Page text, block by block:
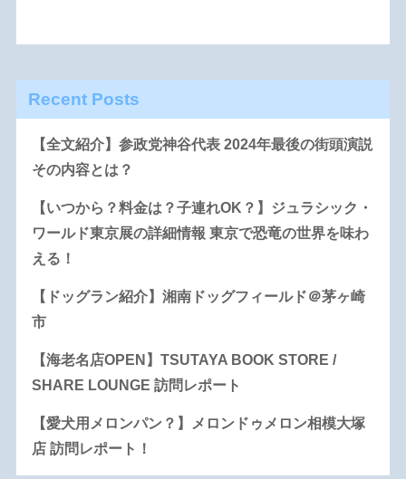
Recent Posts
【全文紹介】参政党神谷代表 2024年最後の街頭演説
その内容とは？
【いつから？料金は？子連れOK？】ジュラシック・
ワールド東京展の詳細情報 東京で恐竜の世界を味わ
える！
【ドッグラン紹介】湘南ドッグフィールド＠茅ヶ崎
市
【海老名店OPEN】TSUTAYA BOOK STORE /
SHARE LOUNGE 訪問レポート
【愛犬用メロンパン？】メロンドゥメロン相模大塚
店 訪問レポート！